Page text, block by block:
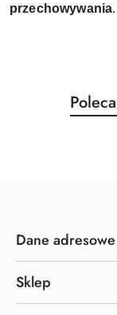
przechowywania.
Pomiń
o
Dane adresowe
Sklep